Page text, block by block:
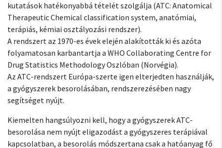
kutatások hatékonyabbá tételét szolgálja (ATC: Anatomical
Therapeutic Chemical classification system, anatómiai,
terápiás, kémiai osztályozási rendszer).
A rendszert az 1970-es évek elején alakították ki és azóta
folyamatosan karbantartja a WHO Collaborating Centre for
Drug Statistics Methodology Oszlóban (Norvégia).
Az ATC-rendszert Európa-szerte igen elterjedten használják,
a gyógyszerek besorolásában, rendszerezésében nagy
segítséget nyújt.
Kiemelten hangsúlyozni kell, hogy a gyógyszerek ATC-
besorolása nem nyújt eligazodást a gyógyszeres terápiával
kapcsolatban, a besorolás módszertana csak a hatóanyag fő